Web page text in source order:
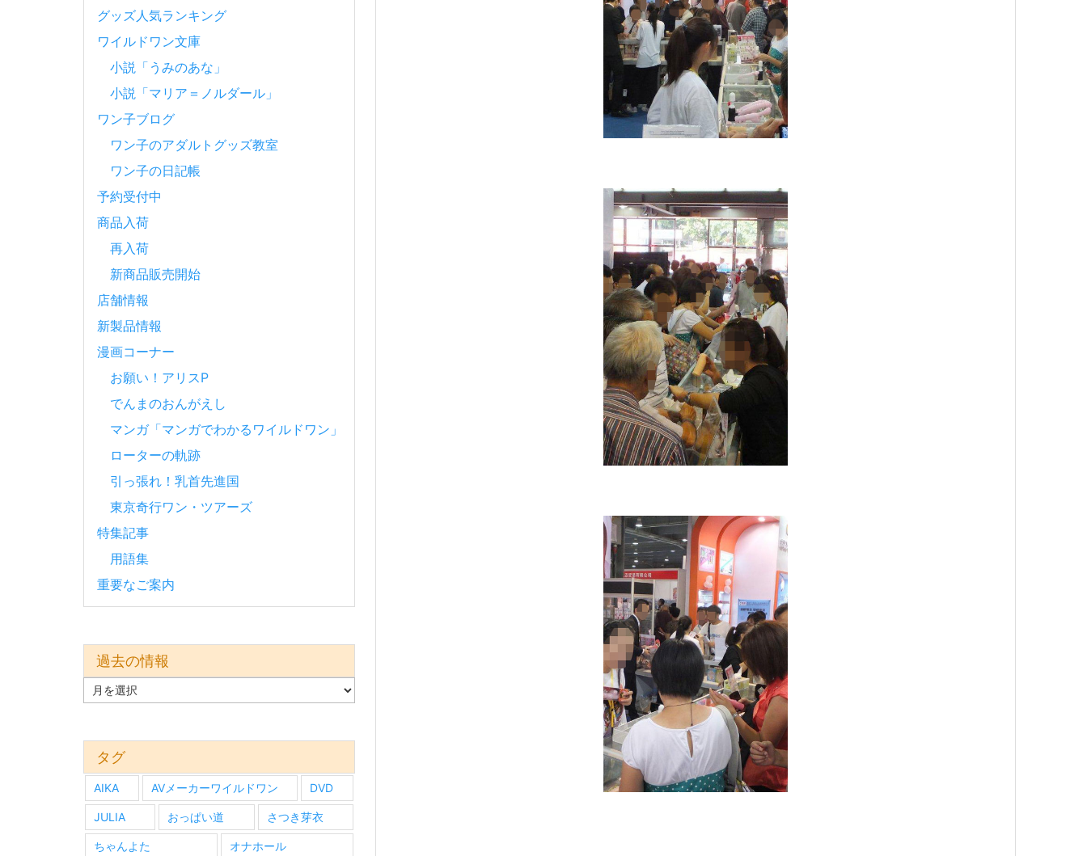
グッズ人気ランキング
ワイルドワン文庫
小説「うみのあな」
小説「マリア＝ノルダール」
ワン子ブログ
ワン子のアダルトグッズ教室
ワン子の日記帳
予約受付中
商品入荷
再入荷
新商品販売開始
店舗情報
新製品情報
漫画コーナー
お願い！アリスP
でんまのおんがえし
マンガ「マンガでわかるワイルドワン」
ローターの軌跡
引っ張れ！乳首先進国
東京奇行ワン・ツアーズ
特集記事
用語集
重要なご案内
過去の情報
去
タグ
AIKA AVメーカーワイルドワン DVD
JULIA おっぱい道 さつき芽衣
ちゃんよた オナホール